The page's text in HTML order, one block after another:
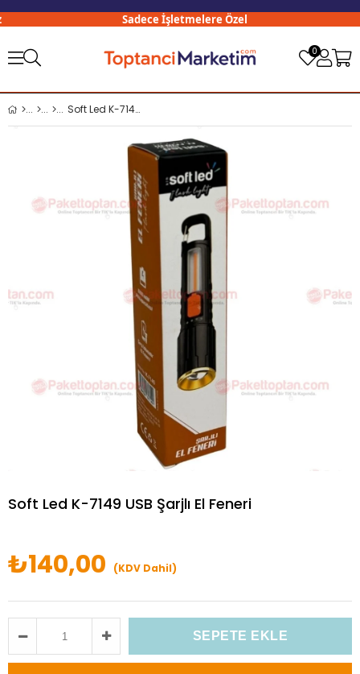
Sadece İşletmelere Özel
0
Soft Led K-7149 USB Şarjlı El Feneri
Soft Led K-7149 USB Şarjlı El Feneri
₺140,00 (KDV Dahil)